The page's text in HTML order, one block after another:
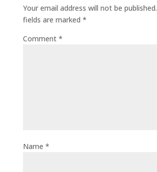
Your email address will not be published.
fields are marked *
Comment *
Name *